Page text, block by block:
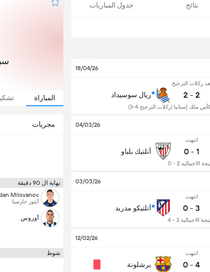
نتائج جدول المباريات
18/04/26
ركلات الترجيح
2
-
2
ملك إسبانيا (ركلات الترجيح 4-3)
ريال سوسيداد
04/03/26
انتهت
1
-
0
الاجمالية 2 - 0
أتلتيك بلباو
03/03/26
انتهت
3
-
0
الاجمالية 3 - 4
أتلتيكو مدريد
12/02/26
انتهت
4
-
0 برشلونة
المباراة
مجريات
نهاية ال 90 دقيقة
Milovanov
أيتور جارسيا
أوروس
شوط